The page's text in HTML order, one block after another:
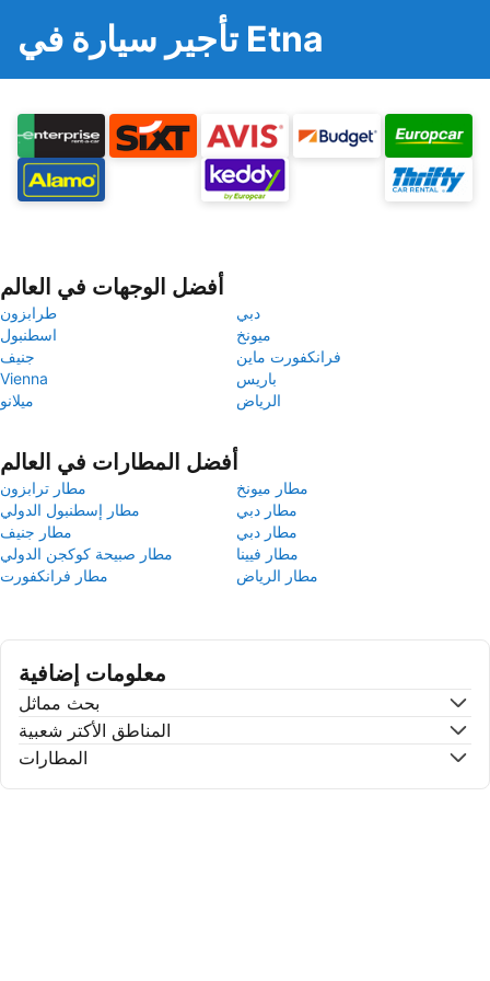
تأجير سيارة في Etna
أفضل الوجهات في العالم
طرابزون
دبي
اسطنبول
ميونخ
جنيف
فرانكفورت ماين
Vienna
باريس
ميلانو
الرياض
أفضل المطارات في العالم
مطار ترابزون
مطار ميونخ
مطار إسطنبول الدولي
مطار دبي
مطار جنيف
مطار دبي
مطار صبيحة كوكجن الدولي
مطار فيينا
مطار فرانكفورت
مطار الرياض
معلومات إضافية
بحث مماثل
المناطق الأكتر شعبية
المطارات